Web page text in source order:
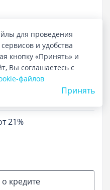
20 000 000 ₽
20 лет
течение 3 дней
21%
кредите
для проведения
и удобства
кнопку «Принять» и
Вы соглашаетесь с
файлов
Принять